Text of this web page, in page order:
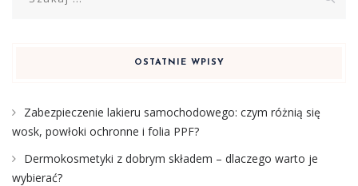
OSTATNIE WPISY
Zabezpieczenie lakieru samochodowego: czym różnią się
wosk, powłoki ochronne i folia PPF?
Dermokosmetyki z dobrym składem – dlaczego warto je
wybierać?